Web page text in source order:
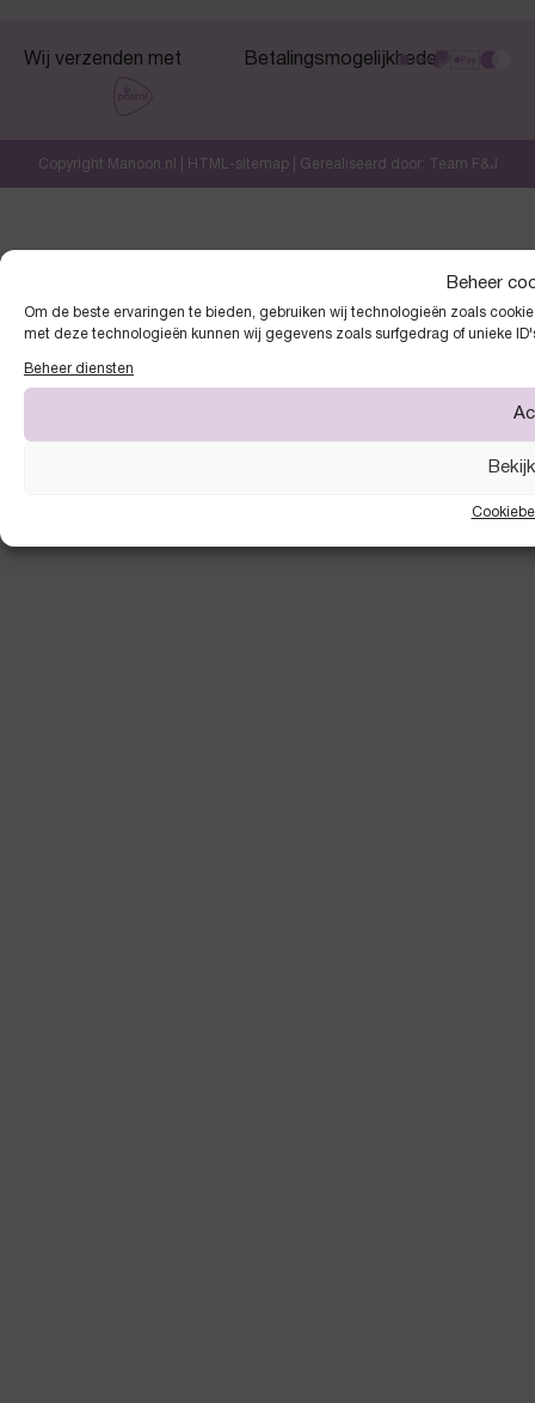
Beheer
Om de beste ervaringen te bieden, gebruiken wij technologieën zoals
met deze technologieën kunnen wij gegevens zoals surfgedrag of unieke
Beheer diensten
Wij verzenden met Betalingsmogelijkheden
Copyright Manoon.nl | HTML-sitemap| Gerealiseerd door: Team F&J